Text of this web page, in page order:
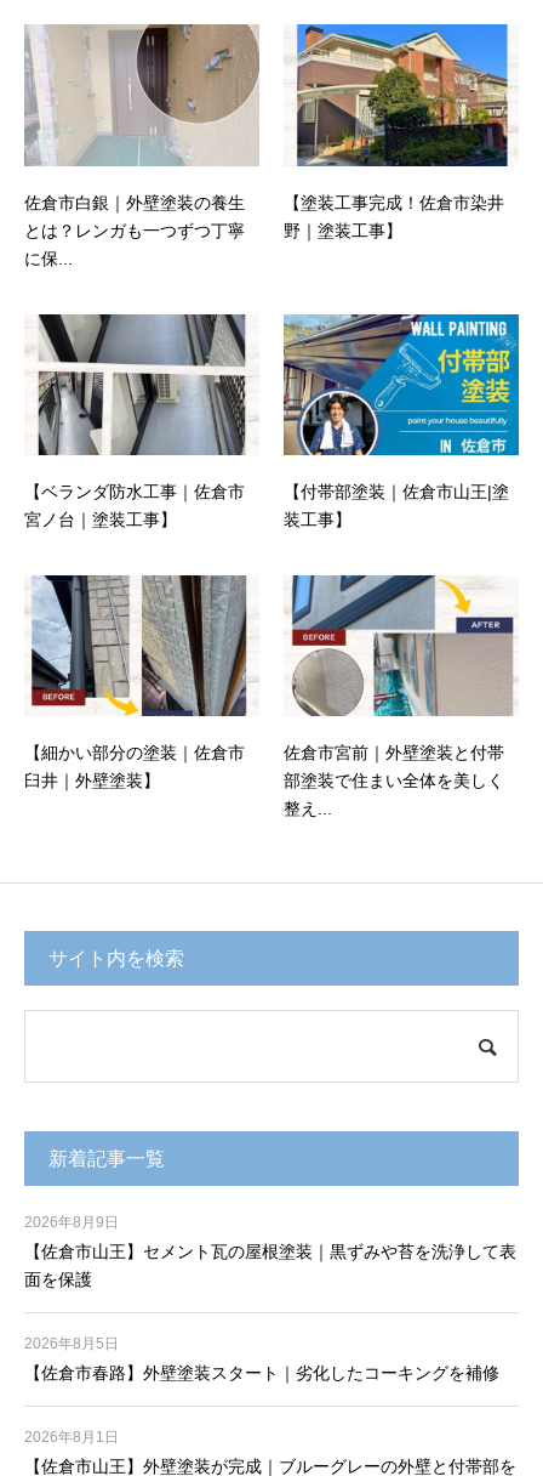
佐倉市白銀｜外壁塗装の養生
とは？レンガも一つずつ丁寧
に保...
【塗装工事完成！佐倉市染井
野｜塗装工事】
【ベランダ防水工事｜佐倉市
宮ノ台｜塗装工事】
【付帯部塗装｜佐倉市山王|塗
装工事】
【細かい部分の塗装｜佐倉市
臼井｜外壁塗装】
佐倉市宮前｜外壁塗装と付帯
部塗装で住まい全体を美しく
整え...
サイト内を検索
新着記事一覧
【佐倉市山王】セメント瓦の屋根塗装｜黒ずみや苔を洗浄して表
面を保護
2026年8月9日
【佐倉市春路】外壁塗装スタート｜劣化したコーキングを補修
2026年8月5日
【佐倉市山王】外壁塗装が完成｜ブルーグレーの外壁と付帯部を
2026年8月1日